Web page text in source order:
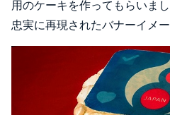
用のケーキを作ってもらいま
忠実に再現されたバナーイメー